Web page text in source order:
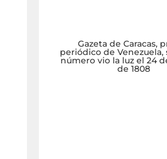
Gazeta de Caracas,
periódico de
número vio la luz el 24
de 1808